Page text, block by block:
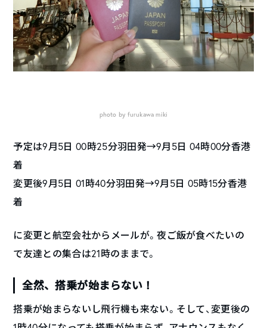
photo by furukawa miki
予定は9月5日 00時25分羽田発→9月5日 04時00分香港
着
変更後9月5日 01時40分羽田発→9月5日 05時15分香港
着
に変更と航空会社からメールが。夜ご飯が食べたいの
で友達との集合は21時のままで。
全然、搭乗が始まらない！
搭乗が始まらないし飛行機も来ない。そして、変更後の